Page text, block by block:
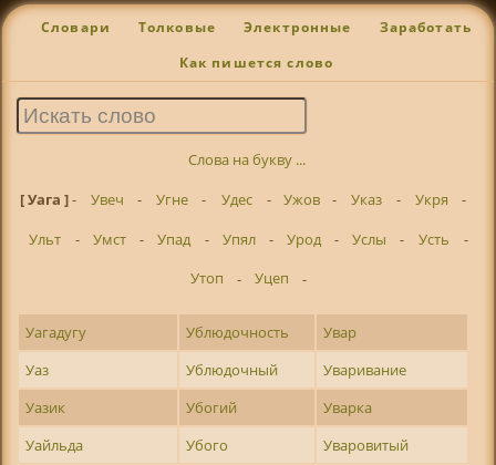
Словари Толковые Электронные Заработать
Как пишется слово
Слова на букву ...
[ Уага ]- Увеч - Угне - Удес - Ужов - Указ - Укря
-
Ульт
- Умст - Упад - Упял - Урод - Услы - Усть
-
Утоп
- Уцеп -
Уагадугу Ублюдочность
Увар
Уаз
Ублюдочный
Уваривание
Уазик
Убогий
Уварка
Уайльда
Убого
Уваровитый